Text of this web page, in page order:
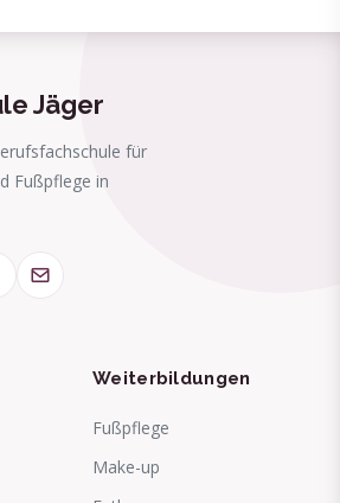
Jäger
für
Fußpflege in
Weiterbildungen
Fußpflege
Make-up